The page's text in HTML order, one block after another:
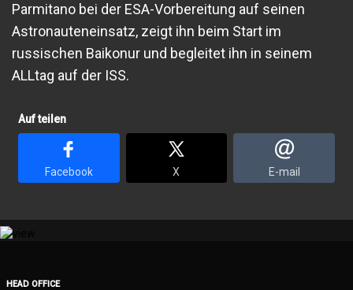
Parmitano bei der ESA-Vorbereitung auf seinen
Astronauteneinsatz, zeigt ihn beim Start im
russischen Baikonur und begleitet ihn in seinem
ALLtag auf der ISS.
Auf teilen
Facebook X E-mail
HEAD OFFICE